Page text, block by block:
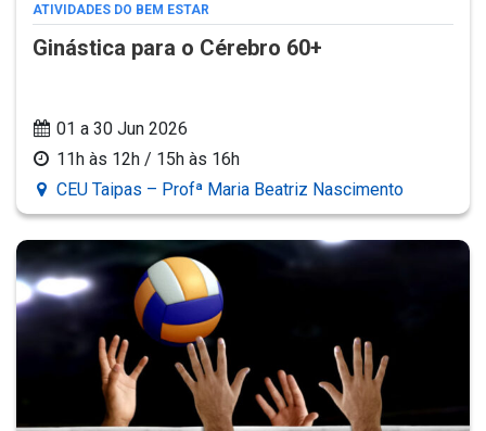
ATIVIDADES DO BEM ESTAR
Ginástica para o Cérebro 60+
01 a 30 Jun 2026
11h às 12h / 15h às 16h
CEU Taipas – Profª Maria Beatriz Nascimento